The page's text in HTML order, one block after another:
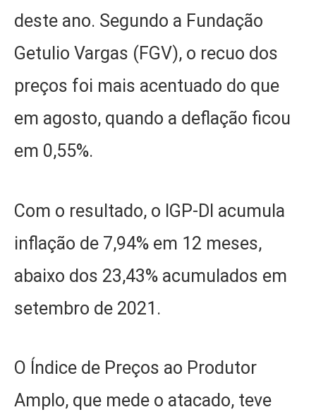
deste ano. Segundo a Fundação
Getulio Vargas (FGV), o recuo dos
preços foi mais acentuado do que
em agosto, quando a deflação ficou
em 0,55%.
Com o resultado, o IGP-DI acumula
inflação de 7,94% em 12 meses,
abaixo dos 23,43% acumulados em
setembro de 2021.
O Índice de Preços ao Produtor
Amplo, que mede o atacado, teve